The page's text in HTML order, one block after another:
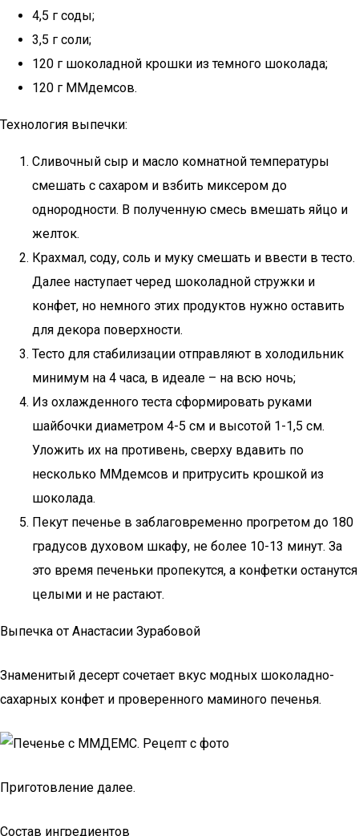
4,5 г соды;
3,5 г соли;
120 г шоколадной крошки из темного шоколада;
120 г ММдемсов.
Технология выпечки:
Сливочный сыр и масло комнатной температуры
смешать с сахаром и взбить миксером до
однородности. В полученную смесь вмешать яйцо и
желток.
Крахмал, соду, соль и муку смешать и ввести в тесто.
Далее наступает черед шоколадной стружки и
конфет, но немного этих продуктов нужно оставить
для декора поверхности.
Тесто для стабилизации отправляют в холодильник
минимум на 4 часа, в идеале – на всю ночь;
Из охлажденного теста сформировать руками
шайбочки диаметром 4-5 см и высотой 1-1,5 см.
Уложить их на противень, сверху вдавить по
несколько ММдемсов и притрусить крошкой из
шоколада.
Пекут печенье в заблаговременно прогретом до 180
градусов духовом шкафу, не более 10-13 минут. За
это время печеньки пропекутся, а конфетки останутся
целыми и не растают.
Выпечка от Анастасии Зурабовой
Знаменитый десерт сочетает вкус модных шоколадно-
сахарных конфет и проверенного маминого печенья.
Приготовление далее.
Состав ингредиентов